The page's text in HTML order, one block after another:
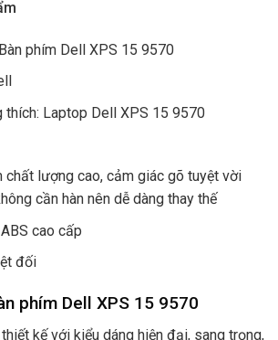
phím Dell XPS 15 9570
thích: Laptop Dell XPS 15 9570
chất lượng cao, cảm giác gõ tuyệt vời
cần hàn nên dễ dàng thay thế
cao cấp
đối
phím Dell XPS 15 9570
kế với kiểu dáng hiện đại, sang trọng,